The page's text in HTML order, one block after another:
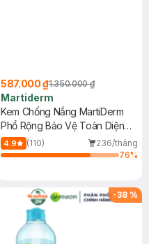
587.000 ₫1.350.000 ₫
Martiderm
Kem Chống Nắng MartiDerm
Phổ Rộng Bảo Vệ Toàn Diện
40ml
4.9 (110)
236/tháng
76%
-38 %